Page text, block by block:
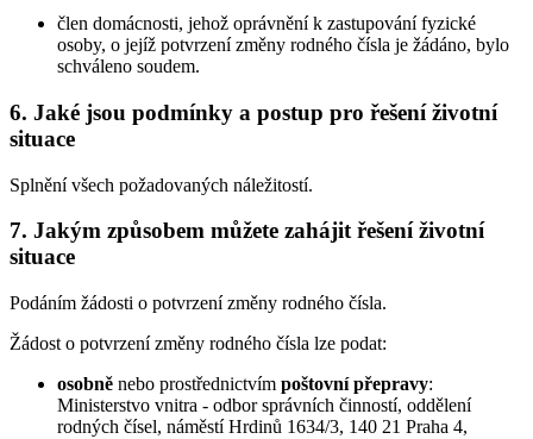
člen domácnosti, jehož oprávnění k zastupování fyzické
osoby, o jejíž potvrzení změny rodného čísla je žádáno, bylo
schváleno soudem.
6. Jaké jsou podmínky a postup pro řešení životní
situace
Splnění všech požadovaných náležitostí.
7. Jakým způsobem můžete zahájit řešení životní
situace
Podáním žádosti o potvrzení změny rodného čísla.
Žádost o potvrzení změny rodného čísla lze podat:
osobně nebo prostřednictvím poštovní přepravy:
Ministerstvo vnitra - odbor správních činností, oddělení
rodných čísel, náměstí Hrdinů 1634/3, 140 21 Praha 4,